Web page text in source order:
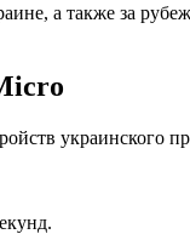
а также за
украинского